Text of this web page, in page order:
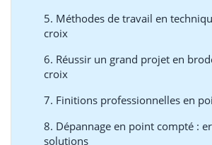
5. Méthodes de travail en
croix
6. Réussir un grand projet en
croix
7. Finitions professionnelles en
8. Dépannage en point compté :
solutions